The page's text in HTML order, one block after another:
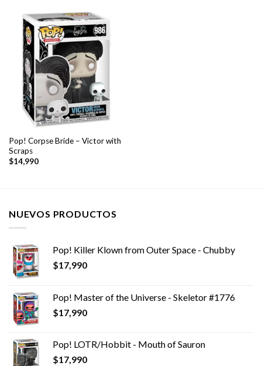
Pop! Corpse Bride – Victor with
Scraps
$14,990
NUEVOS PRODUCTOS
Pop! Killer Klown from Outer Space - Chubby
$17,990
Pop! Master of the Universe - Skeletor #1776
$17,990
Pop! LOTR/Hobbit - Mouth of Sauron
$17,990